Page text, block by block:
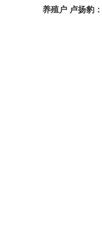
养殖户 卢扬豹：